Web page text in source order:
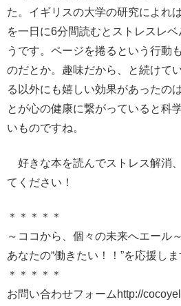
た。イギリスの大学の研究によれ
を一日に6分間読むとストレスレ
うです。ページを捲るという行動
のだとか。趣味だから、と続けて
る以外にも嬉しい効果があったの
とが心の健康に繋がっていると科
いものですね。
好きな本を読んでストレス解消
てください！
＊＊＊＊＊
～ココから、個々の未来へエール～
あなたの“働きたい！！”を応援しま
＊＊＊＊＊
お問い合わせフォームhttp://